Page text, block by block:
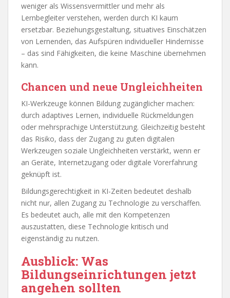
weniger als Wissensvermittler und mehr als
Lernbegleiter verstehen, werden durch KI kaum
ersetzbar. Beziehungsgestaltung, situatives Einschätzen
von Lernenden, das Aufspüren individueller Hindernisse
– das sind Fähigkeiten, die keine Maschine übernehmen
kann.
Chancen und neue Ungleichheiten
KI-Werkzeuge können Bildung zugänglicher machen:
durch adaptives Lernen, individuelle Rückmeldungen
oder mehrsprachige Unterstützung. Gleichzeitig besteht
das Risiko, dass der Zugang zu guten digitalen
Werkzeugen soziale Ungleichheiten verstärkt, wenn er
an Geräte, Internetzugang oder digitale Vorerfahrung
geknüpft ist.
Bildungsgerechtigkeit in KI-Zeiten bedeutet deshalb
nicht nur, allen Zugang zu Technologie zu verschaffen.
Es bedeutet auch, alle mit den Kompetenzen
auszustatten, diese Technologie kritisch und
eigenständig zu nutzen.
Ausblick: Was
Bildungseinrichtungen jetzt
angehen sollten